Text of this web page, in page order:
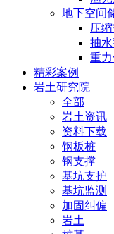
地下空间
压
抽
重
精彩案例
岩土研究院
全部
岩土资讯
资料下载
钢板桩
钢支撑
基坑支护
基坑监测
加固纠偏
岩土